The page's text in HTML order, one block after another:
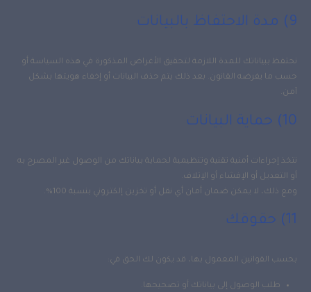
9) مدة الاحتفاظ بالبيانات
نحتفظ ببياناتك للمدة اللازمة لتحقيق الأغراض المذكورة في هذه السياسة أو
حسب ما يفرضه القانون. بعد ذلك يتم حذف البيانات أو إخفاء هويتها بشكل
آمن.
10) حماية البيانات
نتخذ إجراءات أمنية تقنية وتنظيمية لحماية بياناتك من الوصول غير المصرح به
أو التعديل أو الإفشاء أو الإتلاف.
ومع ذلك، لا يمكن ضمان أمان أي نقل أو تخزين إلكتروني بنسبة 100%.
11) حقوقك
بحسب القوانين المعمول بها، قد يكون لك الحق في:
طلب الوصول إلى بياناتك أو تصحيحها.